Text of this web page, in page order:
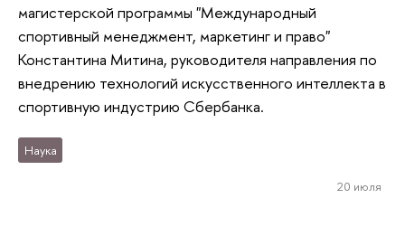
магистерской программы "Международный
спортивный менеджмент, маркетинг и право"
Константина Митина, руководителя направления по
внедрению технологий искусственного интеллекта в
спортивную индустрию Сбербанка.
Наука
20 июля